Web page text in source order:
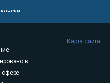
в
сфере
Карта сайта